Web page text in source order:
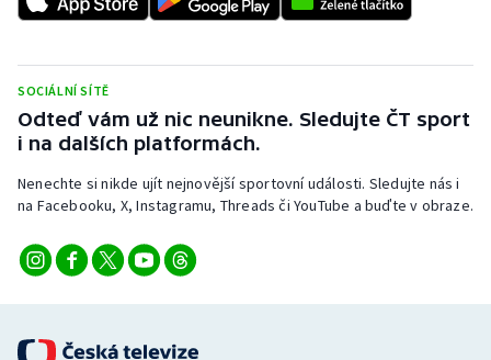
SOCIÁLNÍ SÍTĚ
Odteď vám už nic neunikne. Sledujte ČT sport
i na dalších platformách.
Nenechte si nikde ujít nejnovější sportovní události. Sledujte nás i
na Facebooku, X, Instagramu, Threads či YouTube a buďte v obraze.